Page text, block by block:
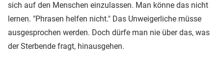
sich auf den Menschen einzulassen. Man könne das nicht
lernen. "Phrasen helfen nicht." Das Unweigerliche müsse
ausgesprochen werden. Doch dürfe man nie über das, was
der Sterbende fragt, hinausgehen.